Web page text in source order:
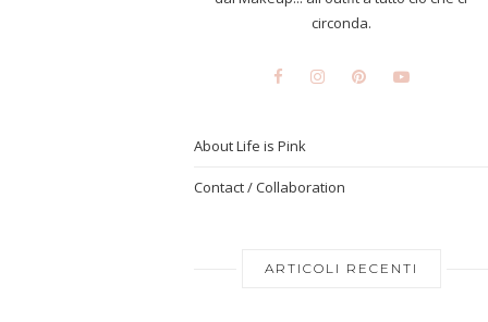
circonda.
About Life is Pink
Contact / Collaboration
ARTICOLI RECENTI